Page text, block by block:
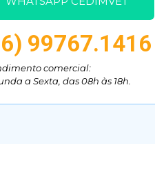
99767.1416
comercial:
a Sexta, das 08h às 18h.